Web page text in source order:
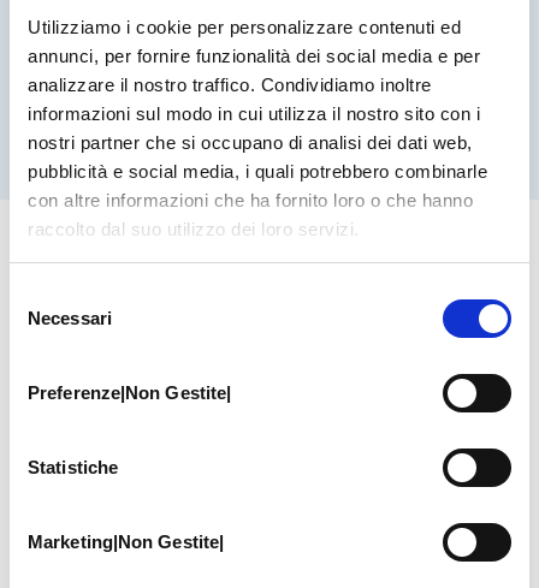
Utilizziamo i cookie per personalizzare contenuti ed
annunci, per fornire funzionalità dei social media e per
analizzare il nostro traffico. Condividiamo inoltre
informazioni sul modo in cui utilizza il nostro sito con i
nostri partner che si occupano di analisi dei dati web,
pubblicità e social media, i quali potrebbero combinarle
con altre informazioni che ha fornito loro o che hanno
raccolto dal suo utilizzo dei loro servizi.
delNecessari
Preferenze|Non Gestite|
Statistiche
Marketing|Non Gestite|
l’attività professionale viene estesa anche alla
pensione. Verifica presso la tua ex azienda o
presso l’albo professionale.
Convenzioni Dirette
alcuna spesa. Una volta effettuata la
prestazione, il paziente salderà
eventuali esami aggiuntivi, concordati
la franchigia, se prevista dal proprio
piano.